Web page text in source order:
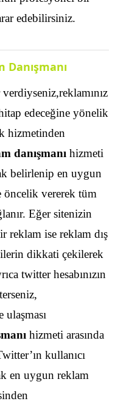
edebilirsiniz.
edeceğine yönelik
hizmetinden
danışmanı hizmeti
belirlenip en uygun
vererek tüm
Eğer sitenizin
reklam ise reklam dış
dikkati çekilerek
twitter hesabınızın
ulaşması
hizmeti arasında
kullanıcı
en uygun reklam